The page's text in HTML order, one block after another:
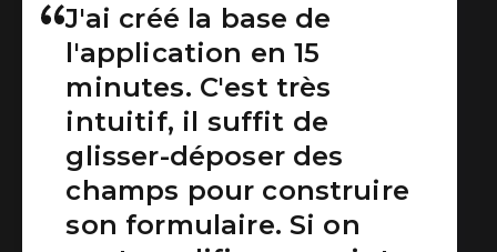
Sans doute la meilleure
des applications
métiers, totalement
paramétrable et qui
s'utilise aisément dans
de nombreux métiers !
J'ai créé la base de
l'application en 15
minutes. C'est très
intuitif, il suffit de
glisser-déposer des
champs pour construire
son formulaire. Si on